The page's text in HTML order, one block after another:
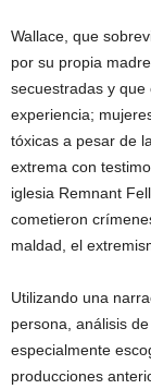
Wallace, que
por su propia
secuestradas y que
experiencia;
tóxicas a pesar de
extrema con
iglesia Remnant
cometieron
maldad, el
Utilizando una
persona, análisis
especialmente
producciones